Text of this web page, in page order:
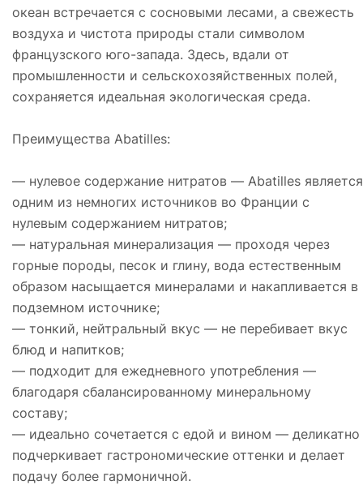
океан встречается с сосновыми лесами, а свежесть
воздуха и чистота природы стали символом
французского юго-запада. Здесь, вдали от
промышленности и сельскохозяйственных полей,
сохраняется идеальная экологическая среда.
Преимущества Abatilles:
— нулевое содержание нитратов — Abatilles является
одним из немногих источников во Франции с
нулевым содержанием нитратов;
— натуральная минерализация — проходя через
горные породы, песок и глину, вода естественным
образом насыщается минералами и накапливается в
подземном источнике;
— тонкий, нейтральный вкус — не перебивает вкус
блюд и напитков;
— подходит для ежедневного употребления —
благодаря сбалансированному минеральному
составу;
— идеально сочетается с едой и вином — деликатно
подчеркивает гастрономические оттенки и делает
подачу более гармоничной.